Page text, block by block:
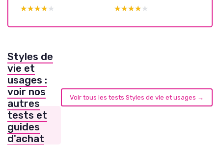
★★★★★
★★★★★ ★★★★★
★★★★★
Styles de
vie et
usages :
voir nos
autres
tests et
guides
d'achat
Voir tous les tests Styles de vie et usages →